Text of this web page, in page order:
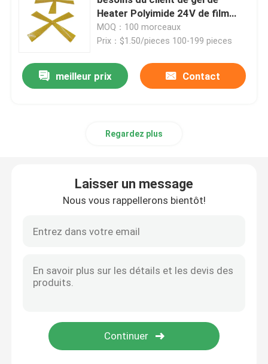
Film de chauffage de Polyimide
Protection de chauffage flexible
Appareil de chauffage flexible fait sur commande
Appareils de chauffage flexibles de Polyimide
Heater Polyimide 24V de film
multifonctionnelle
MOQ：100 morceaux
Prix：$1.50/pieces 100-199 pieces
meilleur prix Contact
Regardez plus
Laisser un message
Nous vous rappellerons bientôt!